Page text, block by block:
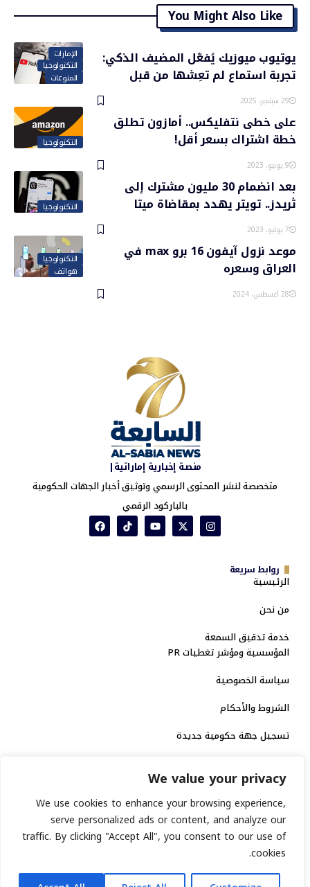
We value your privacy
We use cookies to enhance your browsing experience,
serve personalized ads or content, and analyze our
traffic. By clicking "Accept All", you consent to our use of
cookies.
You Might Also Like
الإمارات
التكنولوجيا
المنوعات
يوتيوب ميوزيك يُفعّل المضيف الذكي:
تجربة استماع لم تعِشها من قبل
29 سبتمبر، 2025
التكنولوجيا
على خطى نتفليكس.. أمازون تطلق
خطة اشتراك بسعر أقل!
9 يونيو، 2023
التكنولوجيا
بعد انضمام 30 مليون مشترك إلى
ثريدز.. تويتر يهدد بمقاضاة ميتا
7 يوليو، 2023
التكنولوجيا
هواتف
موعد نزول آيفون 16 برو max في
العراق وسعره
28 أغسطس، 2024
منصة إخبارية إماراتية|
متخصصة لنشر المحتوى الرسمي وتوثيق أخبار الجهات الحكومية
بالباركود الرقمي
روابط سريعة
الرئيسية
من نحن
خدمة تدقيق السمعة
المؤسسية ومؤشر تغطيات PR
سياسة الخصوصية
الشروط والأحكام
تسجيل جهة حكومية جديدة
الاعتماد الرسمي
منصة إخبارية مرخصة
رقم الترخيص الاتحادي : 8793134
انشر خبرك